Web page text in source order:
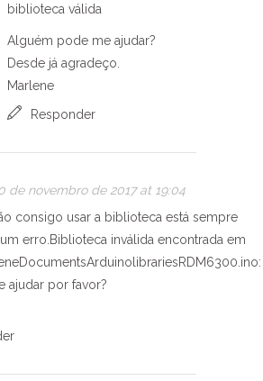
biblioteca válida
Alguém pode me ajudar?
Desde já agradeço.
Marlene
Responder
de novembro de 2017 at 19:04
consigo usar a biblioteca está sempre
erro.Biblioteca inválida encontrada em
ajudar por favor?